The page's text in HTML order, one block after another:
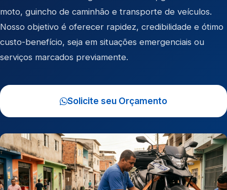
moto, guincho de caminhão e transporte de veículos.
Nosso objetivo é oferecer rapidez, credibilidade e ótimo
custo-benefício, seja em situações emergenciais ou
serviços marcados previamente.
Solicite seu Orçamento